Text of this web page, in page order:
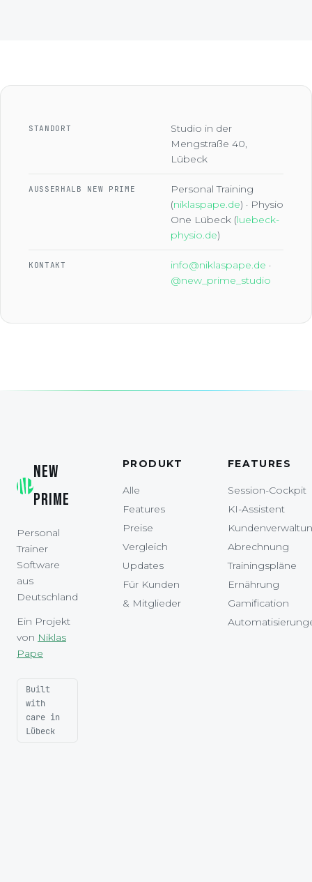
STANDORT
Studio in der
Mengstraße 40,
Lübeck
AUSSERHALB NEW PRIME
Personal Training
(niklaspape.de) · Physio
One Lübeck (luebeck-
physio.de)
KONTAKT info@niklaspape.de ·
@new_prime_studio
NEW
PRIME
Personal
Trainer
Software
aus
Deutschland
Ein Projekt
von Niklas
Pape
Built
with
care in
Lübeck
PRODUKT
Alle
Features
Preise
Vergleich
Updates
Für Kunden
& Mitglieder
FEATURES
Session-Cockpit
KI-Assistent
Abrechnung
Trainingspläne
Ernährung
Gamification